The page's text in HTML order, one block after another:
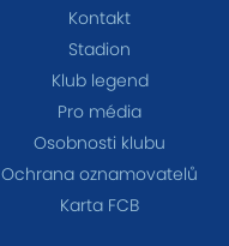
Kontakt
Stadion
Klub legend
Pro média
Osobnosti klubu
Ochrana oznamovatelů
Karta FCB